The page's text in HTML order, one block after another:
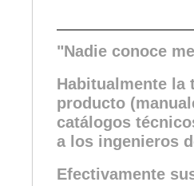
"Nadie conoce
Habitualmente la
producto
catálogos
a los ingenieros
Efectivamente